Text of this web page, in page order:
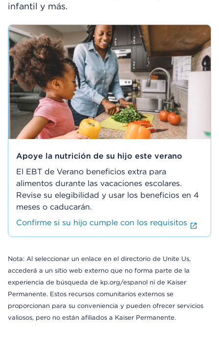
infantil y más.
Apoye la nutrición de su hijo este verano
El EBT de Verano beneficios extra para
alimentos durante las vacaciones escolares.
Revise su elegibilidad y usar los beneficios en 4
meses o caducarán.
Confirme si su hijo cumple con los requisitos
Nota: Al seleccionar un enlace en el directorio de Unite Us,
accederá a un sitio web externo que no forma parte de la
experiencia de búsqueda de kp.org/espanol ni de Kaiser
Permanente. Estos recursos comunitarios externos se
proporcionan para su conveniencia y pueden ofrecer servicios
valiosos, pero no están afiliados a Kaiser Permanente.